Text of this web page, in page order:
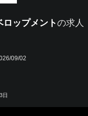
ップメントの求人
09/02
日